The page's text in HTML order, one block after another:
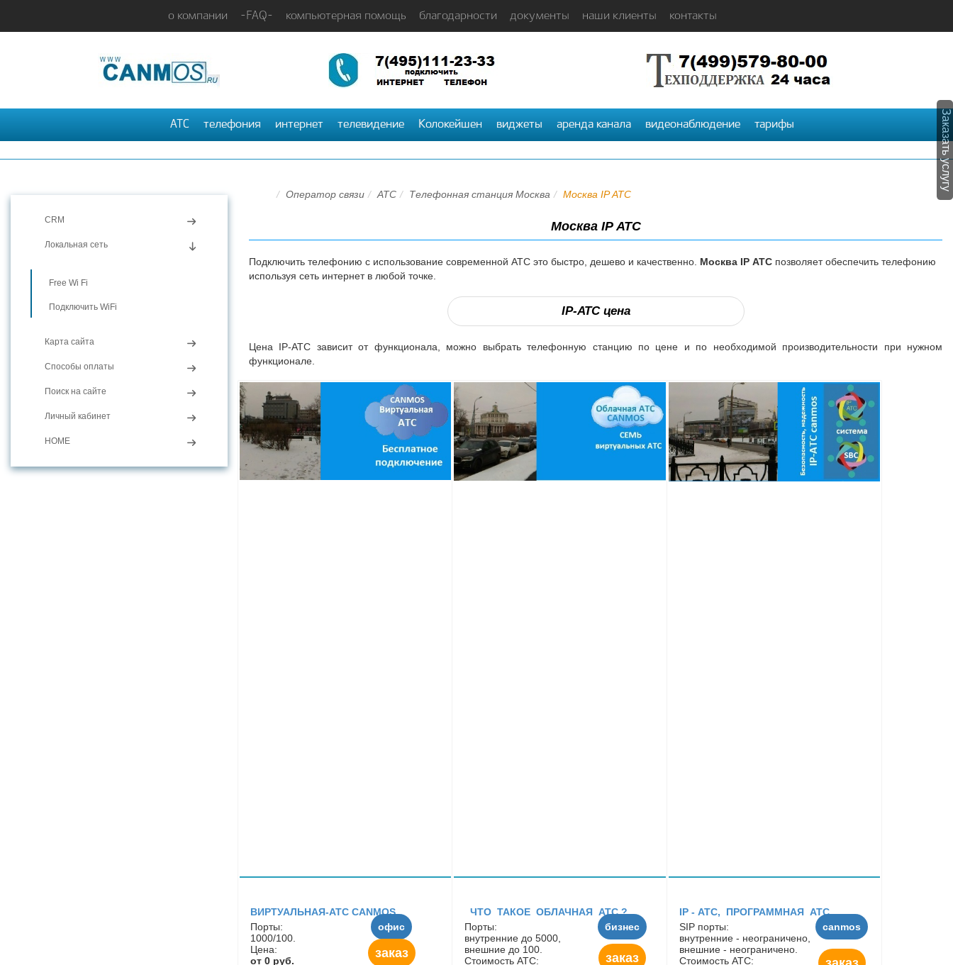
Заказать услугу
о компании -FAQ- компьютерная помощь благодарности документы наши клиенты контакты
АТС телефония интернет телевидение Колокейшен виджеты аренда канала видеонаблюдение тарифы
CRM
Локальная сеть
Free Wi Fi
Подключить WiFi
Карта сайта
Способы оплаты
Поиск на сайте
Личный кабинет
HOME
Оператор связи АТС Телефонная станция Москва Москва IP АТС
Москва IP АТС
Подключить телефонию с использование современной АТС это быстро, дешево и качественно. Москва IP АТС позволяет обеспечить телефонию
используя сеть интернет в любой точке.
IP-АТС цена
Цена IP-АТС зависит от функционала, можно выбрать телефонную станцию по цене и по необходимой производительности при нужном
функционале.
ВИРТУАЛЬНАЯ-АТС CANMOS
Порты:
1000/100.
Цена:
от 0 руб.
офис
заказ
ЧТО ТАКОЕ ОБЛАЧНАЯ АТС ?
Порты:
внутренние до 5000,
внешние до 100.
Стоимость АТС:
бизнес
заказ
IP - АТC, ПРОГРАММНАЯ АТС
SIP порты:
внутренние - неограничено,
внешние - неограничено.
Стоимость АТС:
canmos